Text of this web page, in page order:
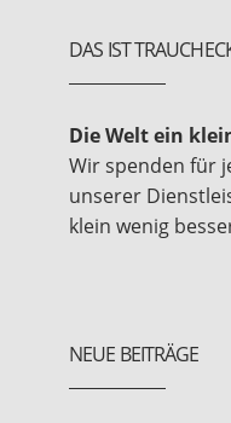
DAS IST
Die Welt ein
Wir spenden für
unserer
klein wenig
NEUE BEITRÄGE